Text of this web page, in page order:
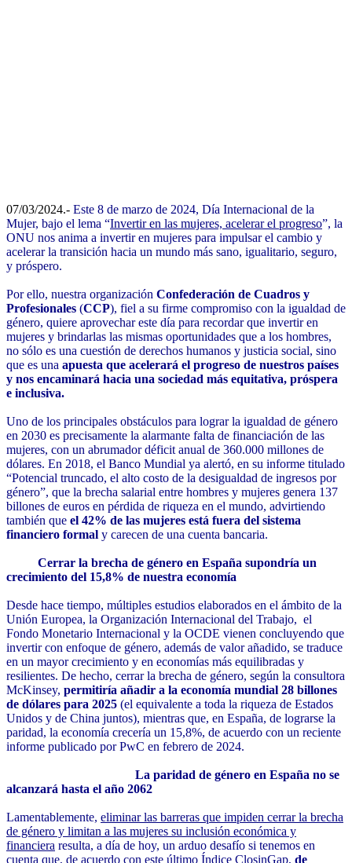
07/03/2024.- Este 8 de marzo de 2024, Día Internacional de la
Mujer, bajo el lema “Invertir en las mujeres, acelerar el progreso”, la
ONU nos anima a invertir en mujeres para impulsar el cambio y
acelerar la transición hacia un mundo más sano, igualitario, seguro,
y próspero.
Por ello, nuestra organización Confederación de Cuadros y
Profesionales (CCP), fiel a su firme compromiso con la igualdad de
género, quiere aprovechar este día para recordar que invertir en
mujeres y brindarlas las mismas oportunidades que a los hombres,
no sólo es una cuestión de derechos humanos y justicia social, sino
que es una apuesta que acelerará el progreso de nuestros países
y nos encaminará hacia una sociedad más equitativa, próspera
e inclusiva.
Uno de los principales obstáculos para lograr la igualdad de género
en 2030 es precisamente la alarmante falta de financiación de las
mujeres, con un abrumador déficit anual de 360.000 millones de
dólares. En 2018, el Banco Mundial ya alertó, en su informe titulado
“Potencial truncado, el alto costo de la desigualdad de ingresos por
género”, que la brecha salarial entre hombres y mujeres genera 137
billones de euros en pérdida de riqueza en el mundo, advirtiendo
también que el 42% de las mujeres está fuera del sistema
financiero formal y carecen de una cuenta bancaria.
Cerrar la brecha de género en España supondría un
crecimiento del 15,8% de nuestra economía
Desde hace tiempo, múltiples estudios elaborados en el ámbito de la
Unión Europea, la Organización Internacional del Trabajo, el
Fondo Monetario Internacional y la OCDE vienen concluyendo que
invertir con enfoque de género, además de valor añadido, se traduce
en un mayor crecimiento y en economías más equilibradas y
resilientes. De hecho, cerrar la brecha de género, según la consultora
McKinsey, permitiría añadir a la economía mundial 28 billones
de dólares para 2025 (el equivalente a toda la riqueza de Estados
Unidos y de China juntos), mientras que, en España, de lograrse la
paridad, la economía crecería un 15,8%, de acuerdo con un reciente
informe publicado por PwC en febrero de 2024.
La paridad de género en España no se
alcanzará hasta el año 2062
Lamentablemente, eliminar las barreras que impiden cerrar la brecha
de género y limitan a las mujeres su inclusión económica y
financiera resulta, a día de hoy, un arduo desafío si tenemos en
cuenta que, de acuerdo con este último Índice ClosinGap, de